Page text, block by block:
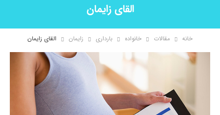
القای زایمان
خانه مقالات خانواده بارداری زایمان القای زایمان